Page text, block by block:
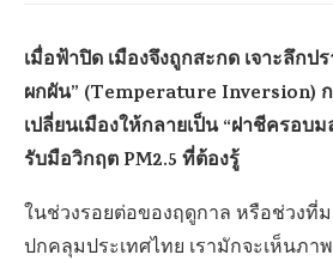
เมื่อฟ้าปิด เมืองจึงถูกสะกด เจาะลึก
ผกผัน” (Temperature Inversion)
เปลี่ยนเมืองให้กลายเป็น “ฝาชีครอบ
รับมือวิกฤต PM2.5 ที่ต้องรู้
ในช่วงรอยต่อของฤดูกาล หรือช่วงที่
ปกคลุมประเทศไทย เรามักจะเห็นภ